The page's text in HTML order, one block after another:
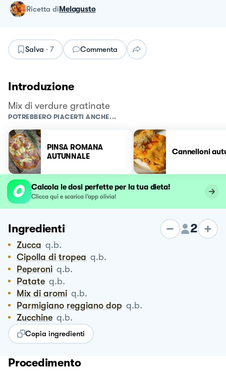
ricetta diMelagusto
Salva · 7 Commenta
Introduzione
Mix di verdure gratinate
POTREBBERO PIACERTI ANCHE...
PINSA ROMANA
AUTUNNALE
Cannelloni
Calcola le dosi perfette per la tua dieta!
Clicca qui e scarica l’app olivia!
Ingredienti 2
Zucca q.b.
Cipolla di tropea q.b.
Peperoni q.b.
Patate q.b.
Mix di aromi q.b.
Parmigiano reggiano dop q.b.
Zucchine q.b.
Copia ingredienti
Procedimento